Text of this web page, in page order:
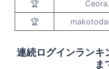
🏆
Ceora
🏆
連続ログインランキ
ま